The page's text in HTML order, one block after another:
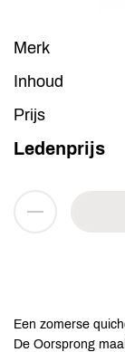
Merk
Inhoud
Prijs
Ledenprijs
Een zomerse
De Oorsprong